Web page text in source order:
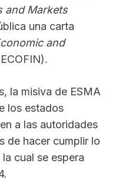
and Markets
una carta
and
la misiva de ESMA
los estados
a las autoridades
de hacer cumplir lo
cual se espera